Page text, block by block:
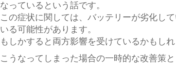
なっているという話です。
この症状に関しては、バッテリーが劣化し
いる可能性があります。
もしかすると両方影響を受けているかもし
こうなってしまった場合の一時的な改善策